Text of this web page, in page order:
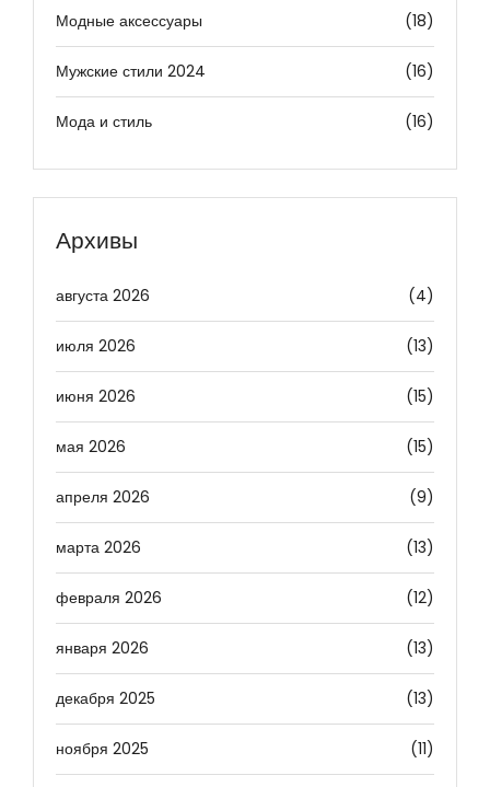
Модные аксессуары (18)
Мужские стили 2024 (16)
Мода и стиль (16)
Архивы
августа 2026 (4)
июля 2026 (13)
июня 2026 (15)
мая 2026 (15)
апреля 2026 (9)
марта 2026 (13)
февраля 2026 (12)
января 2026 (13)
декабря 2025 (13)
ноября 2025 (11)